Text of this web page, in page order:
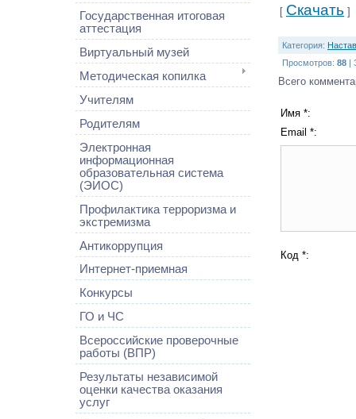
Государственная итоговая
аттестация
Виртуальный музей
Методическая копилка
Учителям
Родителям
Электронная
информационная
образовательная система
(ЭИОС)
Профилактика терроризма и
экстремизма
Антикоррупция
Интернет-приемная
Конкурсы
ГО и ЧС
Всероссийские проверочные
работы (ВПР)
Результаты независимой
оценки качества оказания
услуг
[ Скачать ]
Категория:
Просмотров: 88 |
Всего
Имя *:
Email *:
Код *: